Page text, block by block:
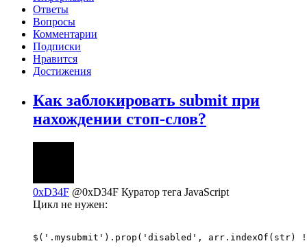
Ответы
Вопросы
Комментарии
Подписки
Нравится
Достижения
Как заблокировать submit при
нахождении стоп-слов?
0xD34F @0xD34F Куратор тега JavaScript
Цикл не нужен:
$('.mysubmit').prop('disabled', arr.indexOf(str)